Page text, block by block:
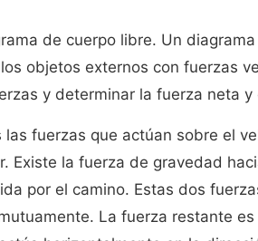
de cuerpo libre. Un
objetos externos con fuerzas
y determinar la fuerza neta
las fuerzas que actúan sobre el
Existe la fuerza de gravedad
por el camino. Estas dos
La fuerza restante